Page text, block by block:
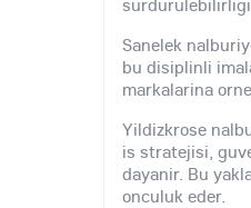
Sanelek
bu disiplinli
markalarina
Yildizkrose
is stratejisi,
dayanir. Bu
onculuk eder.